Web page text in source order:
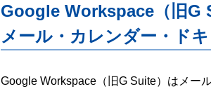
Google Workspace（旧G
メール・カレンダー・ド
Google Workspace（旧G Suite）はメー